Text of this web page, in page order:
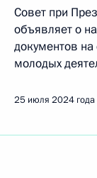
Совет при
объявляет о
документов
молодых
25 июля 2024 года